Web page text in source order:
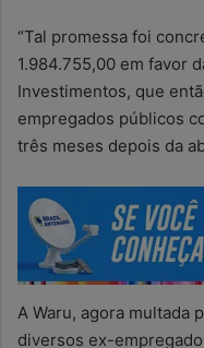
“Tal promessa foi
1.984.755,00 em favor
Investimentos, que
empregados públicos
três meses depois da
A Waru, agora multada
diversos ex-